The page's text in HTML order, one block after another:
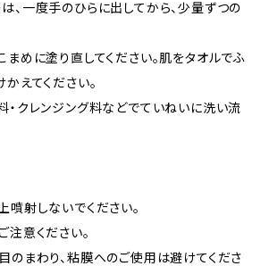
一度手のひらに出してから、少量ずつの
めに塗り直してください。肌をタオルでふ
えてください。
クレンジング料などでていねいに洗い流
射しないでください。
意ください。
のまわり、粘膜へのご使用は避けてくださ